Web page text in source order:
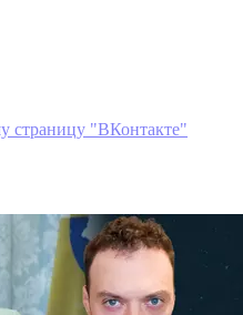
страницу "ВКонтакте"